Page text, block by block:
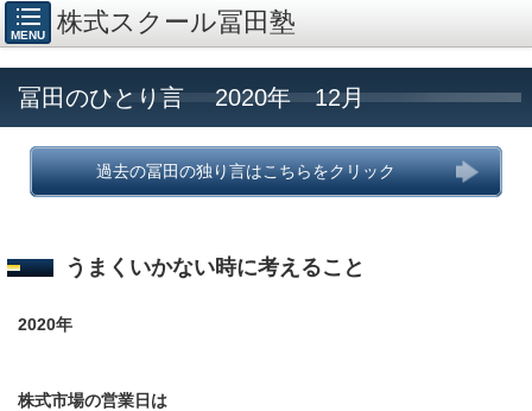
MENU 株式スクール冨田塾
冨田のひとり言 2020年 12月
過去の冨田の独り言はこちらをクリック
うまくいかない時に考えること
2020年
株式市場の営業日は